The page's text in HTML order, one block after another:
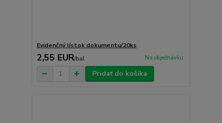
Evidenčný lístok dokumentu/20ks
2,55 EUR/bal Na objednávku
Pridať do košíka